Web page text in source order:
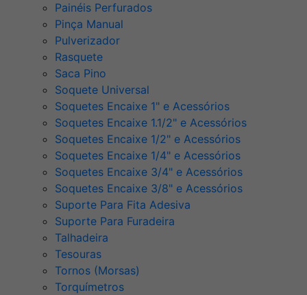
Painéis Perfurados
Pinça Manual
Pulverizador
Rasquete
Saca Pino
Soquete Universal
Soquetes Encaixe 1" e Acessórios
Soquetes Encaixe 1.1/2" e Acessórios
Soquetes Encaixe 1/2" e Acessórios
Soquetes Encaixe 1/4" e Acessórios
Soquetes Encaixe 3/4" e Acessórios
Soquetes Encaixe 3/8" e Acessórios
Suporte Para Fita Adesiva
Suporte Para Furadeira
Talhadeira
Tesouras
Tornos (Morsas)
Torquímetros